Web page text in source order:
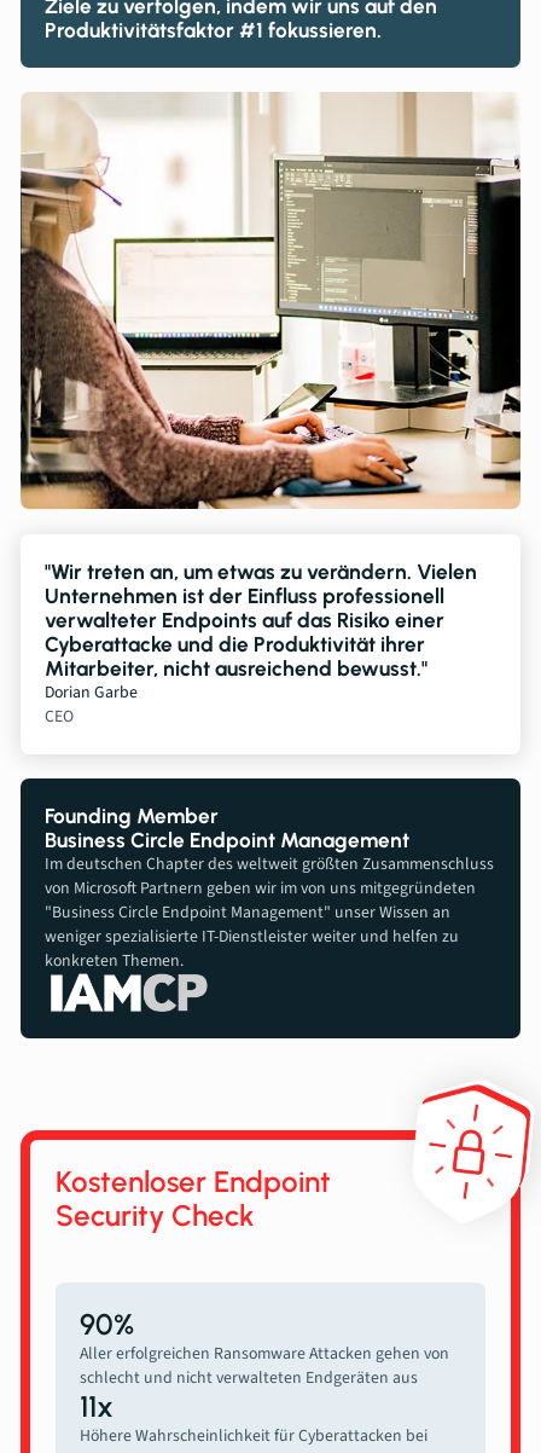
Ziele zu verfolgen, indem wir uns auf den
Produktivitätsfaktor #1 fokussieren.
"Wir treten an, um etwas zu verändern. Vielen
Unternehmen ist der Einfluss professionell
verwalteter Endpoints auf das Risiko einer
Cyberattacke und die Produktivität ihrer
Mitarbeiter, nicht ausreichend bewusst."
Dorian Garbe
CEO
Founding Member
Business Circle Endpoint Management
Im deutschen Chapter des weltweit größten Zusammenschluss
von Microsoft Partnern geben wir im von uns mitgegründeten
"Business Circle Endpoint Management" unser Wissen an
weniger spezialisierte IT-Dienstleister weiter und helfen zu
konkreten Themen.
Kostenloser Endpoint
Security Check
90%
Aller erfolgreichen Ransomware Attacken gehen von
schlecht und nicht verwalteten Endgeräten aus
11x
Höhere Wahrscheinlichkeit für Cyberattacken bei